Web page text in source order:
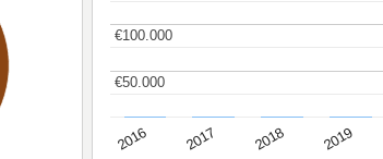
2016 2017 2018 2019
€50.000
€50.000
€100.000
€100.000